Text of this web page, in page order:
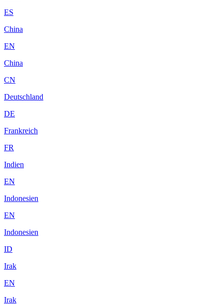
ES
China
EN
China
CN
Deutschland
DE
Frankreich
FR
Indien
EN
Indonesien
EN
Indonesien
ID
Irak
EN
Irak